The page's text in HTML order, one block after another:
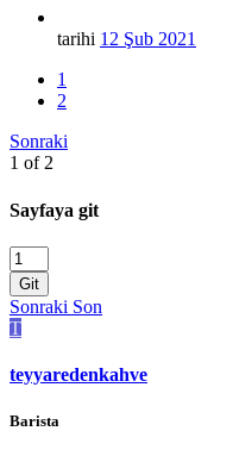
tarihi 12 Şub 2021
1
2
Sonraki
1 of 2
Sayfaya git
Git
Sonraki Son
T
teyyaredenkahve
Barista